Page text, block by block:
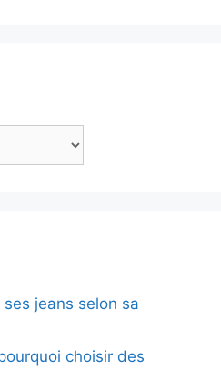
jeans selon sa
choisir des